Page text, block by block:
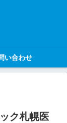
い合わせ
ク札幌医